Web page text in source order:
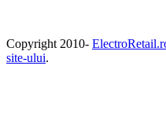
Copyright 2010-
site-ului.